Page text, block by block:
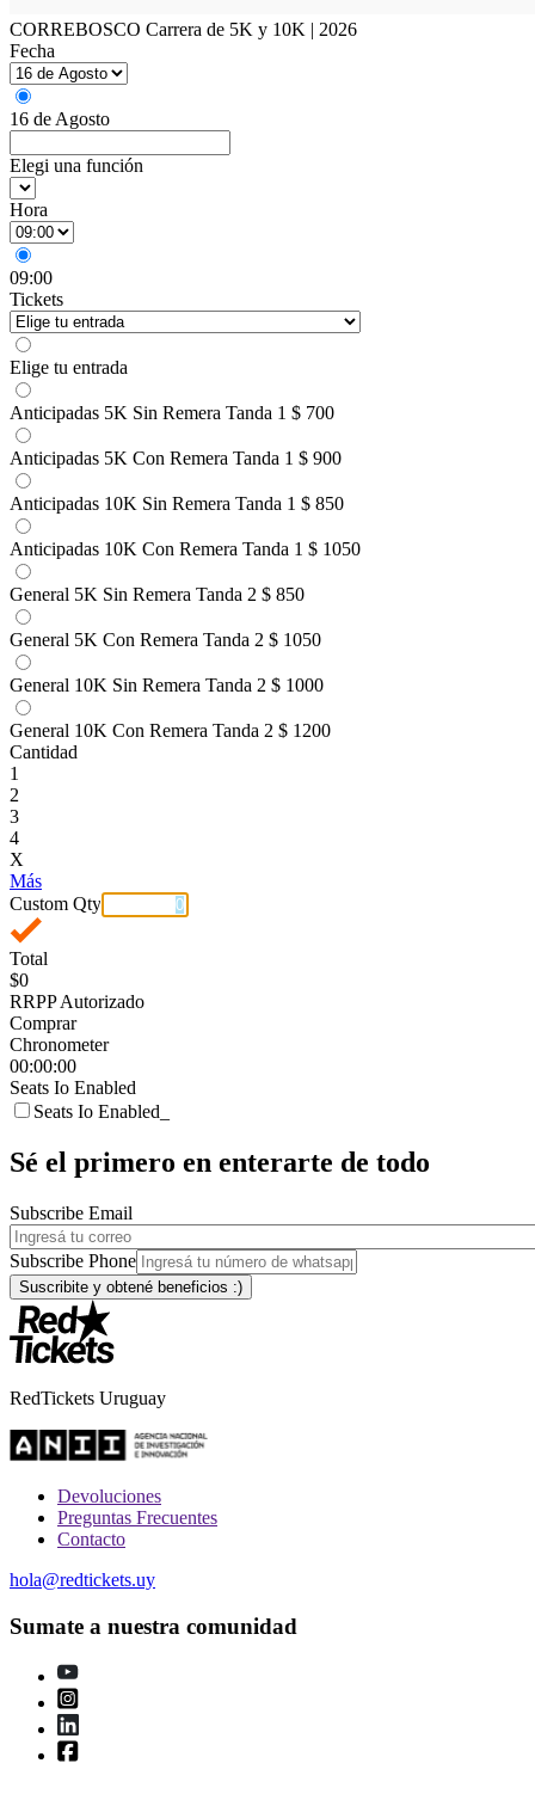
CORREBOSCO Carrera de 5K y 10K | 2026
Fecha
16 de Agosto
Elegi una función
Hora
09:00
Tickets
Elige tu entrada
Anticipadas 5K Sin Remera Tanda 1 $ 700
Anticipadas 5K Con Remera Tanda 1 $ 900
Anticipadas 10K Sin Remera Tanda 1 $ 850
Anticipadas 10K Con Remera Tanda 1 $ 1050
General 5K Sin Remera Tanda 2 $ 850
General 5K Con Remera Tanda 2 $ 1050
General 10K Sin Remera Tanda 2 $ 1000
General 10K Con Remera Tanda 2 $ 1200
Cantidad
1
2
3
4
X
Más
Custom Qty
Total
$0
RRPP Autorizado
Comprar
Chronometer
00:00:00
Seats Io Enabled
Seats Io Enabled_
Sé el primero en enterarte de todo
Subscribe Email
Subscribe Phone
RedTickets Uruguay
Devoluciones
Preguntas Frecuentes
Contacto
hola@redtickets.uy
Sumate a nuestra comunidad